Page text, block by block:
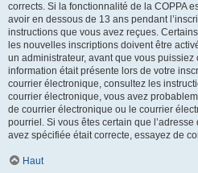
corrects. Si la fonctionnalité de la COPPA
avoir en dessous de 13 ans pendant
instructions que vous avez reçues.
les nouvelles inscriptions doivent être
un administrateur, avant que vous puissiez
information était présente lors de votre
courrier électronique, consultez les
courrier électronique, vous avez
de courrier électronique ou le courrier
pourriel. Si vous êtes certain que
avez spécifiée était correcte, essayez de
Haut